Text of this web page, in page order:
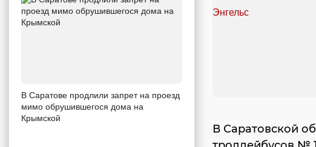
В Саратове продлили запрет на проезд
мимо обрушившегося дома на
Крымской
В Саратовской